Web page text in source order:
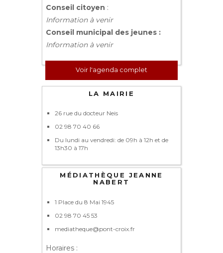
Conseil citoyen :
Information à venir
Conseil municipal des jeunes :
Information à venir
Voir l'agenda complet
LA MAIRIE
26 rue du docteur Neis
02 98 70 40 66
Du lundi au vendredi: de 09h à 12h et de
13h30 à 17h
MÉDIATHÈQUE JEANNE
NABERT
1 Place du 8 Mai 1945
02 98 70 45 53
mediatheque@pont-croix.fr
Horaires :